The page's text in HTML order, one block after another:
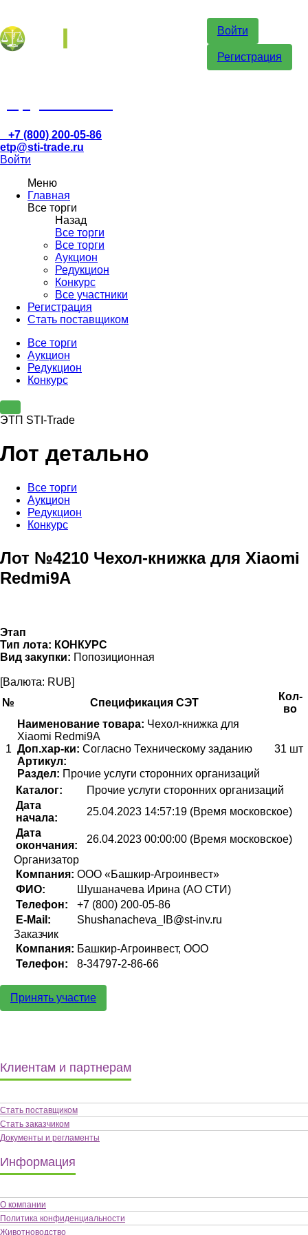
Войти
Регистрация
+7 (800) 200-05-86
etp@sti-trade.ru
Войти
Меню
Главная
Все торги
Назад
Все торги
Все торги
Аукцион
Редукцион
Конкурс
Все участники
Регистрация
Стать поставщиком
Все торги
Аукцион
Редукцион
Конкурс
ЭТП STI-Trade
Лот детально
Все торги
Аукцион
Редукцион
Конкурс
Лот №4210 Чехол-книжка для Xiaomi
Redmi9A
Этап
Тип лота: КОНКУРС
Вид закупки: Попозиционная
[Валюта: RUB]
№
Спецификация СЭТ
Кол-
во
1
Наименование товара: Чехол-книжка для
Xiaomi Redmi9A
Доп.хар-ки: Согласно Техническому заданию
Артикул:
Раздел: Прочие услуги сторонних организаций
31 шт
Каталог:
Прочие услуги сторонних организаций
Дата
начала:
25.04.2023 14:57:19 (Время московское)
Дата
окончания:
26.04.2023 00:00:00 (Время московское)
Организатор
Компания: ООО «Башкир-Агроинвест»
ФИО:
Шушаначева Ирина (АО СТИ)
Телефон:
+7 (800) 200-05-86
E-Mail:
Shushanacheva_IB@st-inv.ru
Заказчик
Компания: Башкир-Агроинвест, ООО
Телефон:
8-34797-2-86-66
Принять участие
Клиентам и партнерам
Стать поставщиком
Стать заказчиком
Документы и регламенты
Информация
О компании
Политика конфиденциальности
Животноводство